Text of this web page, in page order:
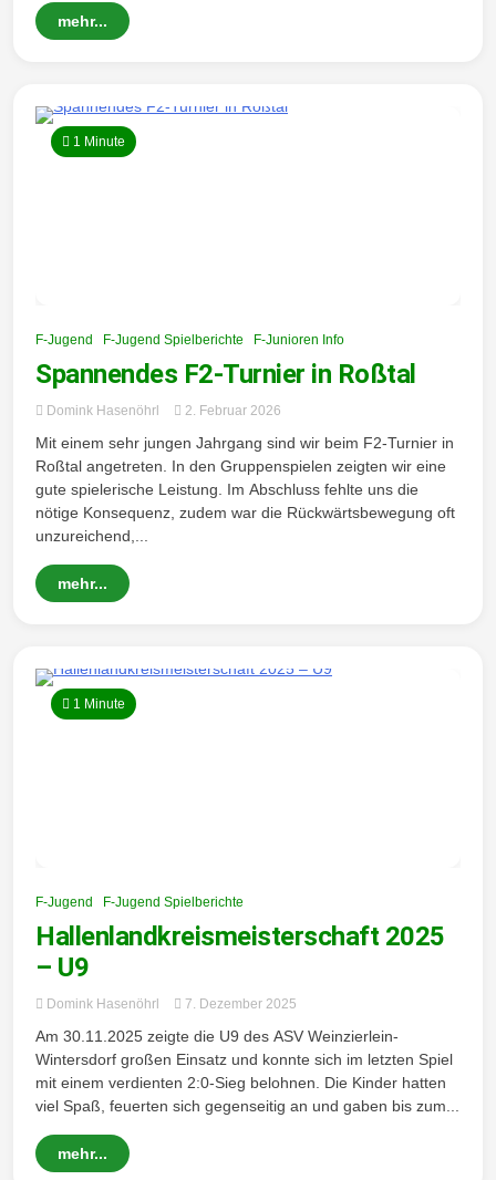
mehr...
1 Minute
F-Jugend F-Jugend Spielberichte F-Junioren Info
Spannendes F2-Turnier in Roßtal
Domink Hasenöhrl 2. Februar 2026
Mit einem sehr jungen Jahrgang sind wir beim F2-Turnier in
Roßtal angetreten. In den Gruppenspielen zeigten wir eine
gute spielerische Leistung. Im Abschluss fehlte uns die
nötige Konsequenz, zudem war die Rückwärtsbewegung oft
unzureichend,...
mehr...
1 Minute
F-Jugend F-Jugend Spielberichte
Hallenlandkreismeisterschaft 2025
– U9
Domink Hasenöhrl 7. Dezember 2025
Am 30.11.2025 zeigte die U9 des ASV Weinzierlein-
Wintersdorf großen Einsatz und konnte sich im letzten Spiel
mit einem verdienten 2:0-Sieg belohnen. Die Kinder hatten
viel Spaß, feuerten sich gegenseitig an und gaben bis zum...
mehr...